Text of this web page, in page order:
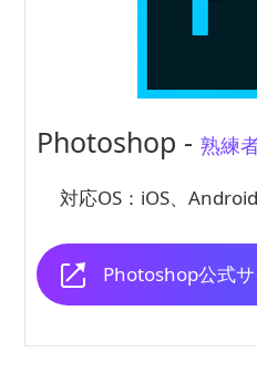
Photoshop -熟練
対応OS：iOS、
Photoshop公式サ